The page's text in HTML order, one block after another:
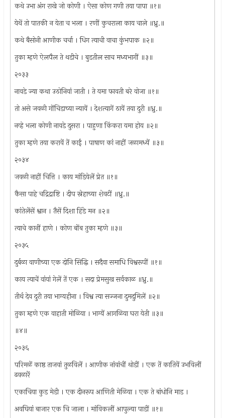
कथे उभा अंग राखे जो कोणी । ऐसा कोण गणी तया पापा ॥१॥
येथें तो पातकी न येता च भला । रणीं कुचराला काय चाले ॥ध्रु.॥
कथे बैसोनी आणीक चर्चा । धिग त्याची वाचा कुंभपाक ॥२॥
तुका म्हणे ऐलपैल ते थडीचे । बुडतील साच मध्यभागीं ॥३॥
२०३३
नावडे ज्या कथा उठोनियां जाती । ते यमा फावती बरे वोजा ॥१॥
तो असे जवळी गोंचिडाच्या न्यायें । देशत्यागें ठायें तया दुरी ॥ध्रु.॥
नव्हे भला कोणी नावडे दुसरा । पाहुणा किंकरा यमा होय ॥२॥
तुका म्हणे तया करावें तें काईं । पाषाण कां नाहीं जळामध्यें ॥३॥
२०३४
जवळी नाहीं चित्ति । काय मांडियेलें प्रेत ॥१॥
कैसा पाहे चद्रिद्राष्टि । दीप स्नेहाच्या शेवटीं ॥ध्रु.॥
कांतेलेंसें श्वान । तैसें दिशा हिंडे मन ॥२॥
त्याचे कानीं हाणे । कोण बोंब तुका म्हणे ॥३॥
२०३५
दुर्बळा वाणीच्या एक दोनि सिद्धि । सदैवा समाधि विश्वरूपीं ॥१॥
काय त्याचें वांयां गेलें तें एक । सदा प्रेमसुख सर्वकाळ ॥ध्रु.॥
तीर्थ देव दुरी तया भाग्यहीना । विश्व त्या सज्जना दुमदुमिलें ॥२॥
तुका म्हणे एक वाहाती मोळिया । भाग्यें आगळिया घरा येती ॥३॥
॥४॥
२०३६
परिमळें काष्ठ ताजवां तुळविलें । आणीक नांवांचीं थोडीं । एक तें कातिवें उभविलीं
ढवळारें
एकाचिया कुड मेडी । एक दीनरूप आणिती मेळिया । एक ते बांधोनि माड ।
अवघियां बाजार एक चि जाला । मांविकलीं आपुल्या पाडीं ॥१॥